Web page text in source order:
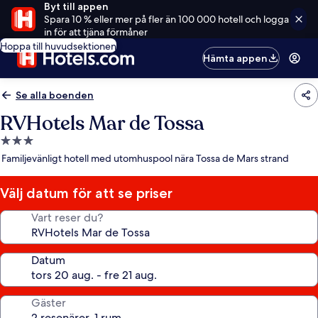
Byt till appen
Spara 10 % eller mer på fler än 100 000 hotell och logga
in för att tjäna förmåner
Hoppa till huvudsektionen
Hämta appen
Se alla boenden
RVHotels Mar de Tossa
3.0-
stjärnigt
Familjevänligt hotell med utomhuspool nära Tossa de Mars strand
Välj datum för att se priser
Vart reser du?
Datum
Gäster